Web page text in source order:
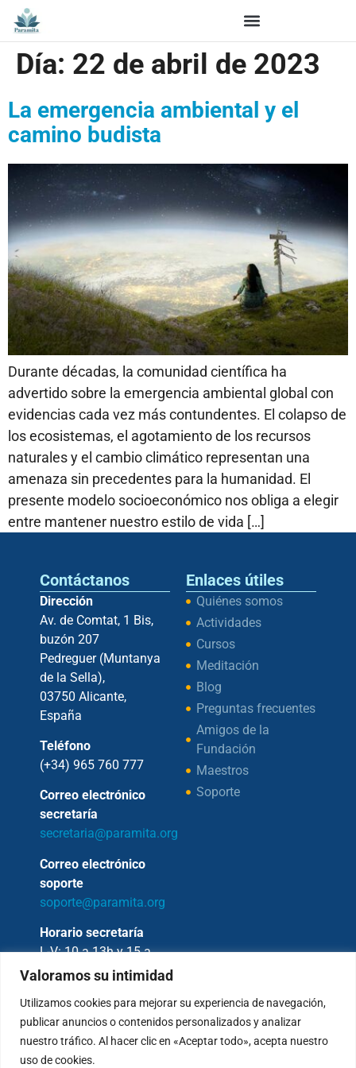
Valoramos su intimidad
Utilizamos cookies para mejorar su experiencia de navegación,
publicar anuncios o contenidos personalizados y analizar
nuestro tráfico. Al hacer clic en «Aceptar todo», acepta nuestro
uso de cookies.
Día: 22 de abril de 2023
La emergencia ambiental y el
camino budista
Durante décadas, la comunidad científica ha
advertido sobre la emergencia ambiental global con
evidencias cada vez más contundentes. El colapso de
los ecosistemas, el agotamiento de los recursos
naturales y el cambio climático representan una
amenaza sin precedentes para la humanidad. El
presente modelo socioeconómico nos obliga a elegir
entre mantener nuestro estilo de vida […]
Contáctanos
Dirección
Av. de Comtat, 1 Bis,
buzón 207
Pedreguer (Muntanya
de la Sella),
03750 Alicante,
España
Teléfono
(+34) 965 760 777
Correo electrónico
secretaría
secretaria@paramita.org
Correo electrónico
soporte
soporte@paramita.org
Horario secretaría
L-V: 10 a 13h y 15 a
17h
Enlaces útiles
Quiénes somos
Actividades
Cursos
Meditación
Blog
Preguntas frecuentes
Amigos de la
Fundación
Maestros
Soporte
Copyright © 2026 – Fundación Sakya –